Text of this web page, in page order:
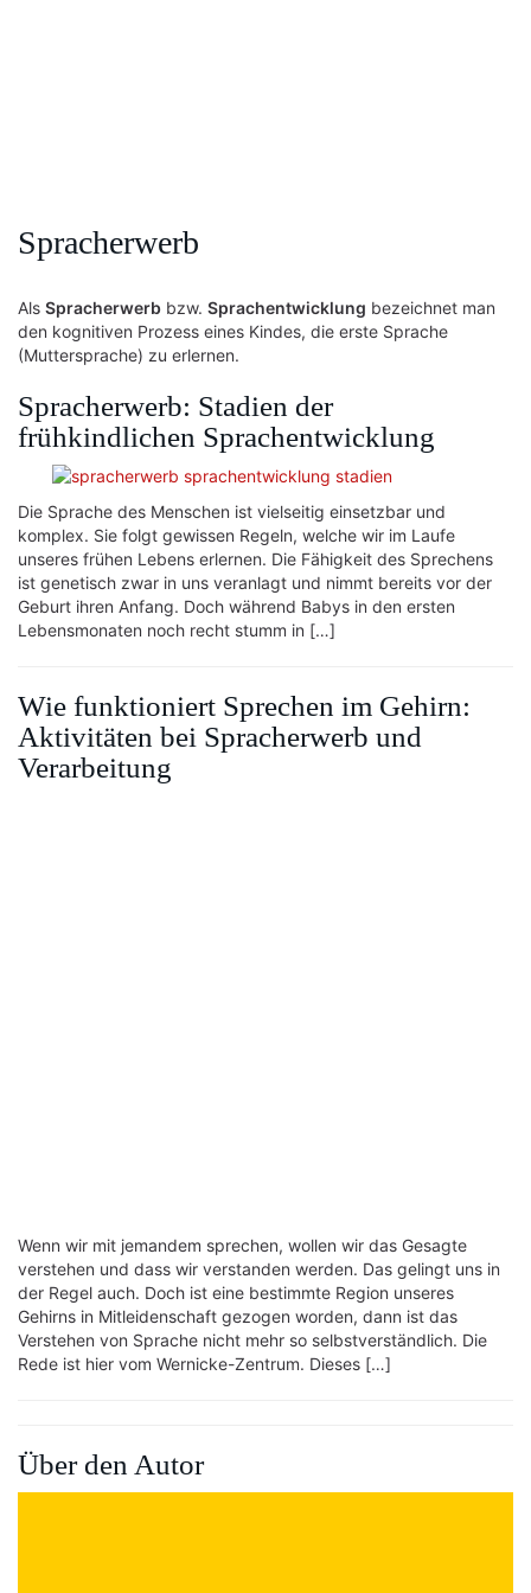
Spracherwerb
Als Spracherwerb bzw. Sprachentwicklung bezeichnet man
den kognitiven Prozess eines Kindes, die erste Sprache
(Muttersprache) zu erlernen.
Spracherwerb: Stadien der
frühkindlichen Sprachentwicklung
Die Sprache des Menschen ist vielseitig einsetzbar und
komplex. Sie folgt gewissen Regeln, welche wir im Laufe
unseres frühen Lebens erlernen. Die Fähigkeit des Sprechens
ist genetisch zwar in uns veranlagt und nimmt bereits vor der
Geburt ihren Anfang. Doch während Babys in den ersten
Lebensmonaten noch recht stumm in […]
Wie funktioniert Sprechen im Gehirn:
Aktivitäten bei Spracherwerb und
Verarbeitung
Wenn wir mit jemandem sprechen, wollen wir das Gesagte
verstehen und dass wir verstanden werden. Das gelingt uns in
der Regel auch. Doch ist eine bestimmte Region unseres
Gehirns in Mitleidenschaft gezogen worden, dann ist das
Verstehen von Sprache nicht mehr so selbstverständlich. Die
Rede ist hier vom Wernicke-Zentrum. Dieses […]
Über den Autor